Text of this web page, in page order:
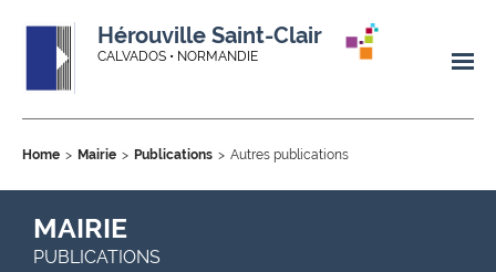
Hérouville Saint-Clair
CALVADOS • NORMANDIE
Home Mairie Publications Autres publications
MAIRIE
PUBLICATIONS